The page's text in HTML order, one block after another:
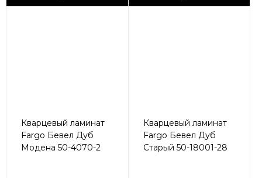
Кварцевый ламинат
Fargo Бевел Дуб
Модена 50-4070-2
Кварцевый ламинат
Fargo Бевел Дуб
Старый 50-18001-28